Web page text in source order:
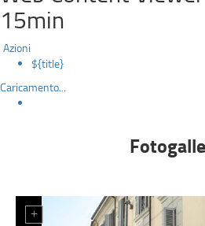
principale
la-
boutique-
dei-
sapori-
rossi
15min
Azioni
${title}
Caricamento...